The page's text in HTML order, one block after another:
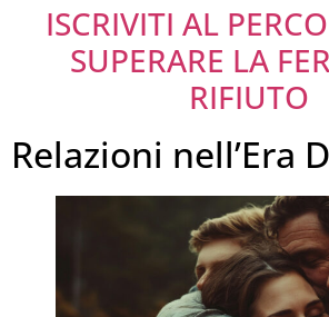
ISCRIVITI AL
SUPERARE LA
RIFIUTO
Relazioni nell’Era